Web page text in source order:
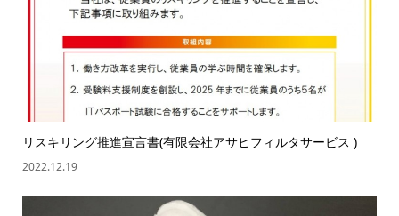
リスキリング推進宣言書(有限会社アサヒフィルタサービス )
2022.12.19